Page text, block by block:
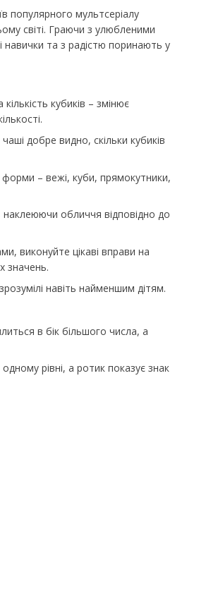
популярного мультсеріалу
світі. Граючи з улюбленими
та з радістю поринають у
кубиків – змінює
добре видно, скільки кубиків
форми – вежі, куби, прямокутники,
наклеюючи обличчя відповідно до
виконуйте цікаві вправи на
значень.
навіть найменшим дітям.
в бік більшого числа, а
рівні, а ротик показує знак